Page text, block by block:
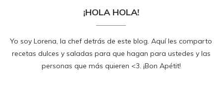
¡HOLA HOLA!
Yo soy Lorena, la chef detrás de este blog. Aquí les comparto
recetas dulces y saladas para que hagan para ustedes y las
personas que más quieren <3. ¡Bon Apétit!